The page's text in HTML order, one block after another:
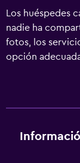
Los huéspedes
nadie ha
fotos, los
opción